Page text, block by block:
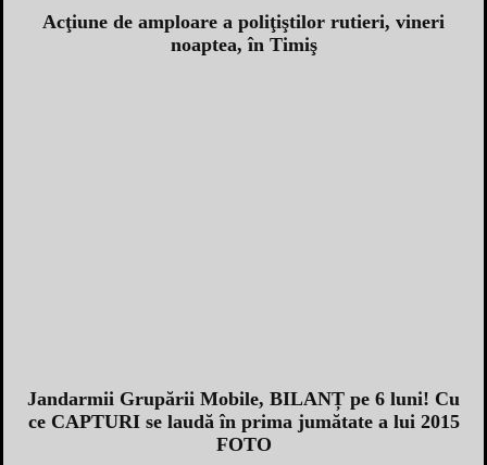
Acţiune de amploare a poliţiştilor rutieri, vineri
noaptea, în Timiş
Jandarmii Grupării Mobile, BILANȚ pe 6 luni! Cu
ce CAPTURI se laudă în prima jumătate a lui 2015
FOTO